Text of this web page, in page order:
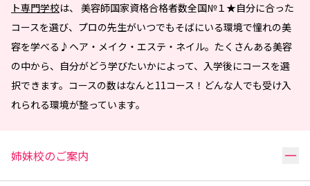
ト専門学校は、 美容師国家資格合格者数全国№１★自分に合った
コースを選び、プロの先生がいつでもそばにいる環境で憧れの美
容を学べる♪ヘア・メイク・エステ・ネイル。たくさんある美容
の中から、自分がどう学びたいかによって、入学後にコースを選
択できます。コースの数はなんと11コース！どんな人でも受け入
れられる環境が整っています。
姉妹校のご案内 リ